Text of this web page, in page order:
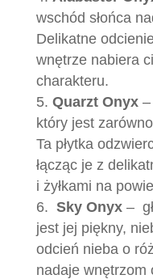
wschód słońca
Delikatne
wnętrze nabiera
charakteru.
Quarzt Onyx
który jest
Ta płytka
łącząc je z
i żyłkami na
Sky Onyx–
jest jej piękny,
odcień nieba o
nadaje wnętrzom